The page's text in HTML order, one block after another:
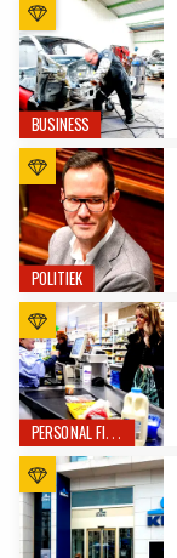
BUSINESS
POLITIEK
PERSONAL FINANCE